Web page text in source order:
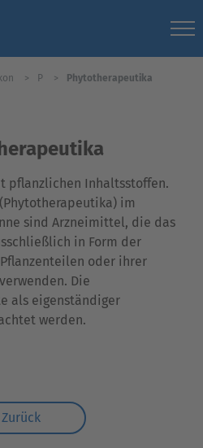
P Phytotherapeutika
pflanzlichen Inhaltsstoffen.
im
sind Arzneimittel, die das
in Form der
oder ihrer
Die
als eigenständiger
werden.
Zurück